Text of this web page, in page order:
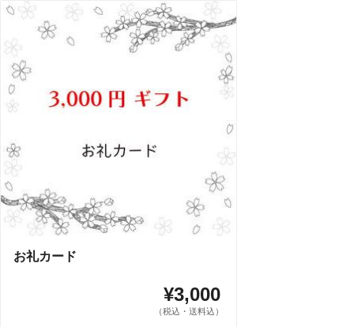
お礼カード
¥3,000
（税込・送料込）